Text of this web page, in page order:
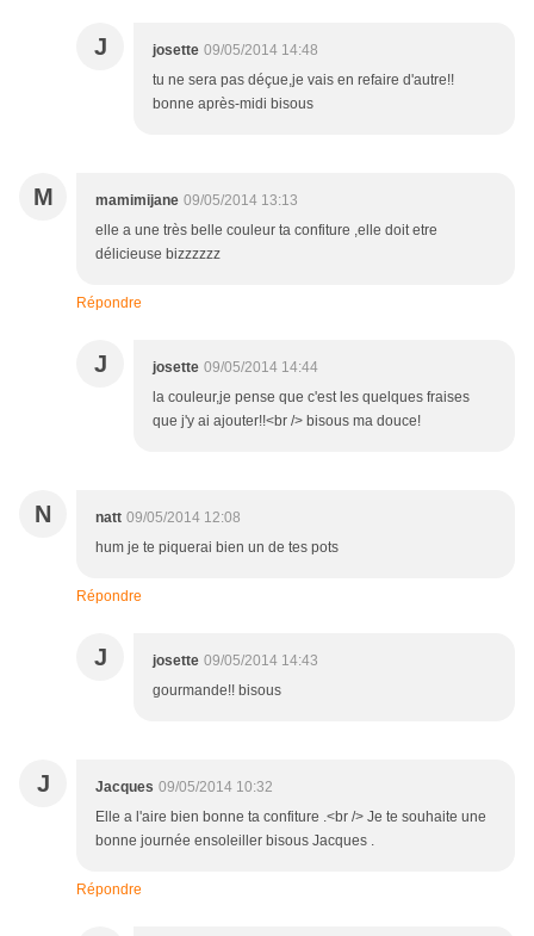
J josette 09/05/2014 14:48
tu ne sera pas déçue,je vais en refaire d'autre!!
bonne après-midi bisous
M mamimijane 09/05/2014 13:13
elle a une très belle couleur ta confiture ,elle doit etre
délicieuse bizzzzzz
Répondre
J josette 09/05/2014 14:44
la couleur,je pense que c'est les quelques fraises
que j'y ai ajouter!!<br /> bisous ma douce!
N natt 09/05/2014 12:08
hum je te piquerai bien un de tes pots
Répondre
J josette 09/05/2014 14:43
gourmande!! bisous
J Jacques 09/05/2014 10:32
Elle a l'aire bien bonne ta confiture .<br /> Je te souhaite une
bonne journée ensoleiller bisous Jacques .
Répondre